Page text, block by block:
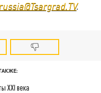
.
XXI века